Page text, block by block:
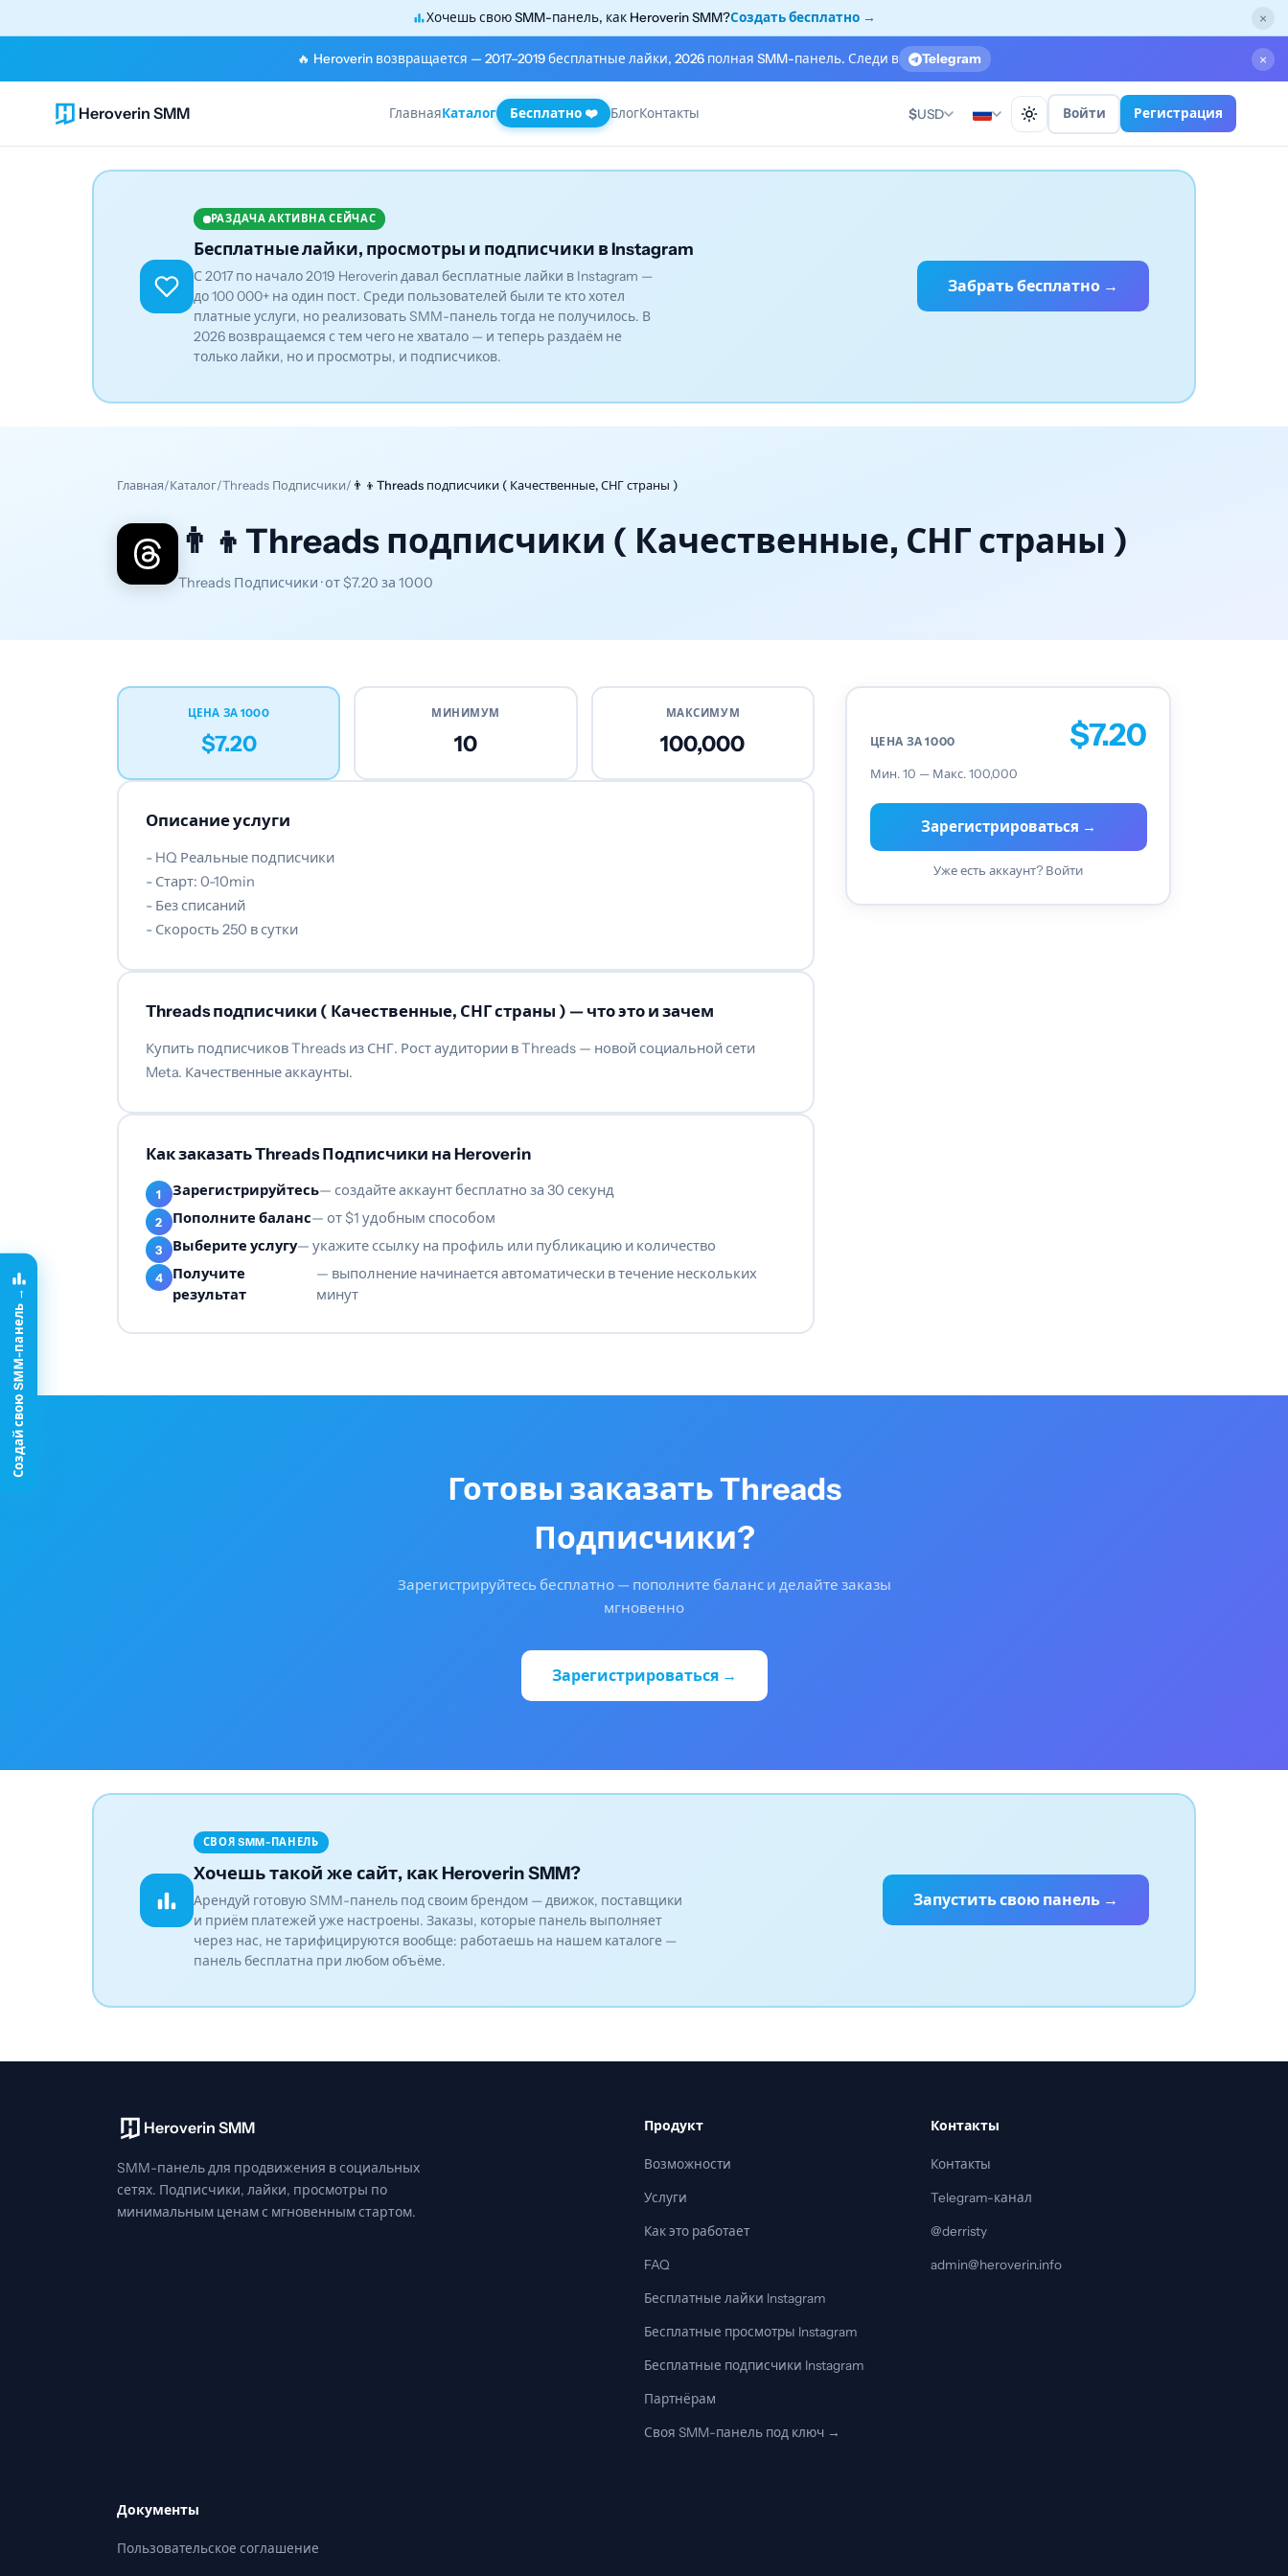
Хочешь свою SMM-панель, как Heroverin SMM?Создать бесплатно → ×
🔥 Heroverin возвращается — 2017–2019 бесплатные лайки, 2026 полная SMM-панель. Следи в Telegram ×
Heroverin SMM ГлавнаяКаталог Бесплатно ❤️ БлогКонтакты $USD Войти Регистрация
РАЗДАЧА АКТИВНА СЕЙЧАС
Бесплатные лайки, просмотры и подписчики в Instagram
С 2017 по начало 2019 Heroverin давал бесплатные лайки в Instagram —
до 100 000+ на один пост. Среди пользователей были те кто хотел
платные услуги, но реализовать SMM-панель тогда не получилось. В
2026 возвращаемся с тем чего не хватало — и теперь раздаём не
только лайки, но и просмотры, и подписчиков.
Забрать бесплатно →
Главная/Каталог/Threads Подписчики/ 👨‍👦Threads подписчики ( Качественные, СНГ страны )
👨‍👦Threads подписчики ( Качественные, СНГ страны )
Threads Подписчики · от $7.20 за 1000
ЦЕНА ЗА 1000
$7.20
МИНИМУМ
10
МАКСИМУМ
100,000
Описание услуги
- HQ Реальные подписчики
- Старт: 0-10min
- Без списаний
- Скорость 250 в сутки
‍Threads подписчики ( Качественные, СНГ страны ) — что это и зачем
Купить подписчиков Threads из СНГ. Рост аудитории в Threads — новой социальной сети
Meta. Качественные аккаунты.
Как заказать Threads Подписчики на Heroverin
Зарегистрируйтесь— создайте аккаунт бесплатно за 30 секунд
Пополните баланс— от $1 удобным способом
Выберите услугу— укажите ссылку на профиль или публикацию и количество
Получите
результат
— выполнение начинается автоматически в течение нескольких
минут
ЦЕНА ЗА 1000 $7.20
Мин. 10 — Макс. 100,000
Зарегистрироваться →
Уже есть аккаунт? Войти
Готовы заказать Threads
Подписчики?
Зарегистрируйтесь бесплатно — пополните баланс и делайте заказы
мгновенно
Зарегистрироваться →
СВОЯ SMM-ПАНЕЛЬ
Хочешь такой же сайт, как Heroverin SMM?
Арендуй готовую SMM-панель под своим брендом — движок, поставщики
и приём платежей уже настроены. Заказы, которые панель выполняет
через нас, не тарифицируются вообще: работаешь на нашем каталоге —
панель бесплатна при любом объёме.
Запустить свою панель →
Heroverin SMM
SMM-панель для продвижения в социальных
сетях. Подписчики, лайки, просмотры по
минимальным ценам с мгновенным стартом.
Продукт
Возможности
Услуги
Как это работает
FAQ
Бесплатные лайки Instagram
Бесплатные просмотры Instagram
Бесплатные подписчики Instagram
Партнёрам
Своя SMM-панель под ключ →
Контакты
Контакты
Telegram-канал
@derristy
admin@heroverin.info
Документы
Пользовательское соглашение
Создай свою SMM-панель →